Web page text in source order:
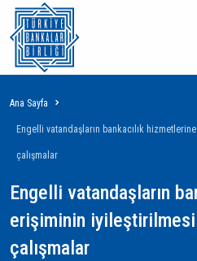
Sayfa
yolu
Ana Sayfa
Engelli vatandaşların bankacılık
çalışmalar
Engelli vatandaşların
erişiminin iyileştirilmesi
çalışmalar